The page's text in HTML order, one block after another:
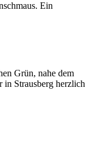
Ein
Grün, nahe dem
in Strausberg herzlich